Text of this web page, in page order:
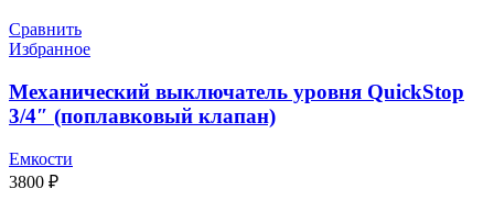
Сравнить
Избранное
Механический выключатель уровня QuickStop
3/4″ (поплавковый клапан)
Емкости
3800 ₽